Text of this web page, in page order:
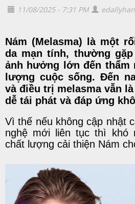
11/08/2025 - 7:31 PM
Nám (Melasma) là một
da mạn tính, thường
ảnh hưởng lớn đến thẩm
lượng cuộc sống. Đến
và điều trị melasma vẫn
dễ tái phát và đáp ứng
Vì thế nếu không cập nhật
nghệ mới liên tục thì khó
chất lượng cải thiện Nám